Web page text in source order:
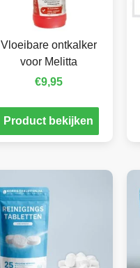
Vloeibare ontkalker
voor Melitta
€9,95
Product bekijken